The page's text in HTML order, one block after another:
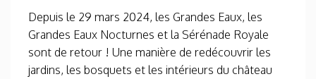
Depuis le 29 mars 2024, les Grandes Eaux, les
Grandes Eaux Nocturnes et la Sérénade Royale
sont de retour ! Une manière de redécouvrir les
jardins, les bosquets et les intérieurs du château